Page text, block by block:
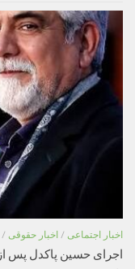
اخبار اجتماعی / اخبار حقوقی /